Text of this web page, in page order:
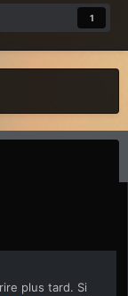
1
plus tard. Si